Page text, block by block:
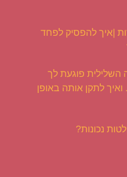
|איך להפסיק לפחד
השלילית פוגעת לך
לתקן אותה באופן
נכונות?